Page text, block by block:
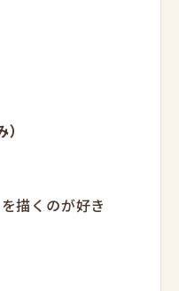
描くのが好き